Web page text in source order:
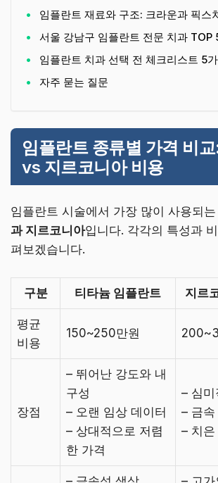
임플란트 재료와 구조: 크라운과 픽스
서울 강남구 임플란트 전문 치과 TOP
임플란트 치과 선택 전 체크리스트 5
자주 묻는 질문
임플란트 종류별 가격 비
vs 지르코니아 비용
임플란트 시술에서 가장 많이 사용되
과 지르코니아입니다. 각각의 특성과
펴보겠습니다.
구분 티타늄 임플란트 지르
평균
비용
150~250만원
장점
– 뛰어난 강도와 내
구성
– 오랜 임상 데이터
– 상대적으로 저렴
한 가격
– 심미
– 금
– 치